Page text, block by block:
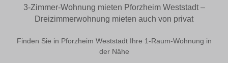
3-Zimmer-Wohnung mieten Pforzheim Weststadt –
Dreizimmerwohnung mieten auch von privat
Finden Sie in Pforzheim Weststadt Ihre 1-Raum-Wohnung in
der Nähe